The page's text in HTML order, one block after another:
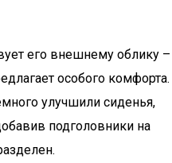
его внешнему облику –
особого комфорта.
улучшили сиденья,
подголовники на